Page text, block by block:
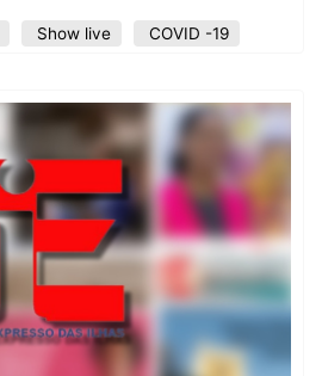
Show live COVID -19